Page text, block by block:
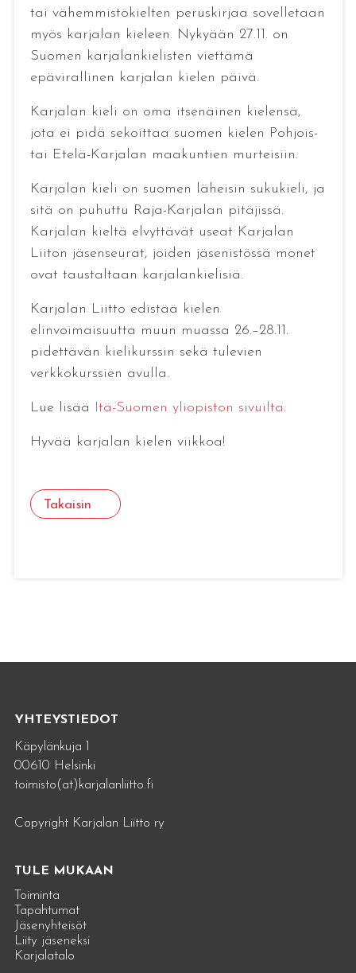
tai vähemmistökielten peruskirjaa sovelletaan
myös karjalan kieleen. Nykyään 27.11. on
Suomen karjalankielisten viettämä
epävirallinen karjalan kielen päivä.
Karjalan kieli on oma itsenäinen kielensä,
jota ei pidä sekoittaa suomen kielen Pohjois-
tai Etelä-Karjalan maakuntien murteisiin.
Karjalan kieli on suomen läheisin sukukieli, ja
sitä on puhuttu Raja-Karjalan pitäjissä.
Karjalan kieltä elvyttävät useat Karjalan
Liiton jäsenseurat, joiden jäsenistössä monet
ovat taustaltaan karjalankielisiä.
Karjalan Liitto edistää kielen
elinvoimaisuutta muun muassa 26.–28.11.
pidettävän kielikurssin sekä tulevien
verkkokurssien avulla.
Lue lisää Itä-Suomen yliopiston sivuilta.
Hyvää karjalan kielen viikkoa!
Takaisin
YHTEYSTIEDOT
Käpylänkuja 1
00610 Helsinki
toimisto(at)karjalanliitto.fi
Copyright Karjalan Liitto ry
TULE MUKAAN
Toiminta
Tapahtumat
Jäsenyhteisöt
Liity jäseneksi
Karjalatalo